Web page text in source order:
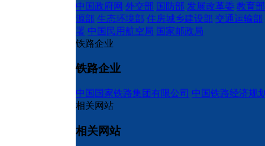
中国政府网 外交部 国防部 发展改革委 教育部
源部 生态环境部 住房城乡建设部 交通运输部
署 中国民用航空局 国家邮政局
铁路企业
铁路企业
中国国家铁路集团有限公司 中国铁路经济规
相关网站
相关网站